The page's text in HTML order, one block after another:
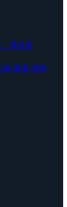
：龚五岳
映· 国语·详情